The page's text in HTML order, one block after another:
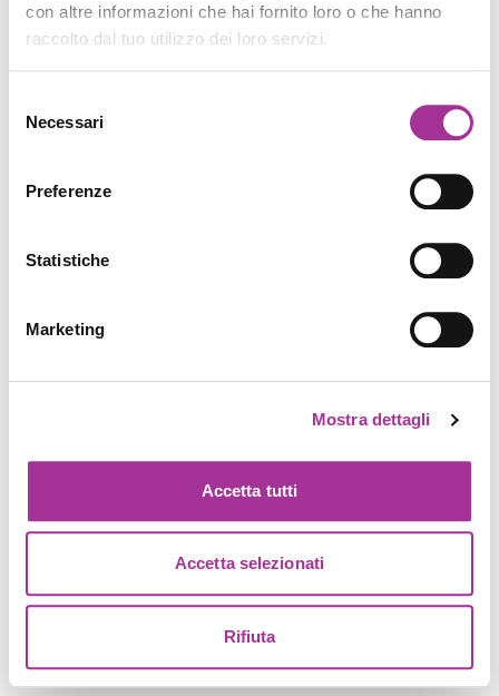
con altre informazioni che hai fornito loro o che hanno
raccolto dal tuo utilizzo dei loro servizi.
delNecessari
Preferenze
Statistiche
Marketing
Mostra dettagli
Accetta tutti
Accetta selezionati
Rifiuta